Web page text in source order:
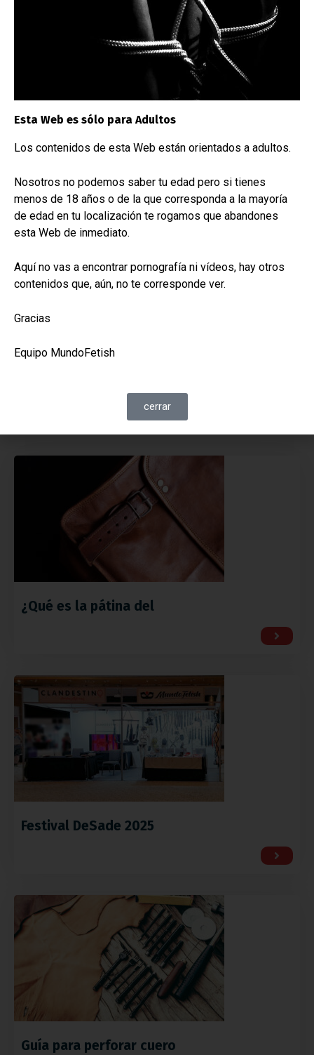
+34 681 104 993
taller@mundofetish.com
Y si ya nos has pedido antes,
5% para el segundo pedido
¿Qué es la pátina del
Festival DeSade 2025
Guía para perforar cuero
Esta Web es sólo para Adultos
Los contenidos de esta Web están orientados a adultos.
Nosotros no podemos saber tu edad pero si tienes
menos de 18 años o de la que corresponda a la mayoría
de edad en tu localización te rogamos que abandones
esta Web de inmediato.
Aquí no vas a encontrar pornografía ni vídeos, hay otros
contenidos que, aún, no te corresponde ver.
Gracias
Equipo MundoFetish
cerrar